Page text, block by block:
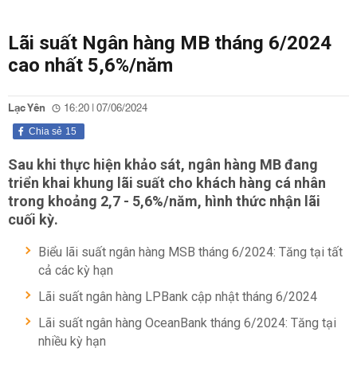
Lãi suất Ngân hàng MB tháng 6/2024
cao nhất 5,6%/năm
Lạc Yên 16:20 | 07/06/2024
15
Chia sẻ
Sau khi thực hiện khảo sát, ngân hàng MB đang
triển khai khung lãi suất cho khách hàng cá nhân
trong khoảng 2,7 - 5,6%/năm, hình thức nhận lãi
cuối kỳ.
Biểu lãi suất ngân hàng MSB tháng 6/2024: Tăng tại tất
cả các kỳ hạn
Lãi suất ngân hàng LPBank cập nhật tháng 6/2024
Lãi suất ngân hàng OceanBank tháng 6/2024: Tăng tại
nhiều kỳ hạn